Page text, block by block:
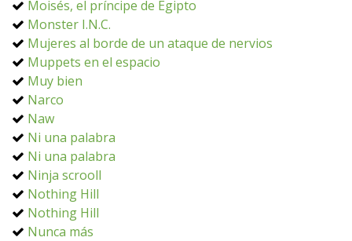
Moisés, el príncipe de Egipto
Monster I.N.C.
Mujeres al borde de un ataque de nervios
Muppets en el espacio
Muy bien
Narco
Naw
Ni una palabra
Ni una palabra
Ninja scrooll
Nothing Hill
Nothing Hill
Nunca más